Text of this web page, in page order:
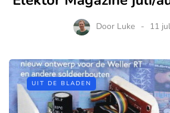
Door Luke 11
UIT DE BLADEN